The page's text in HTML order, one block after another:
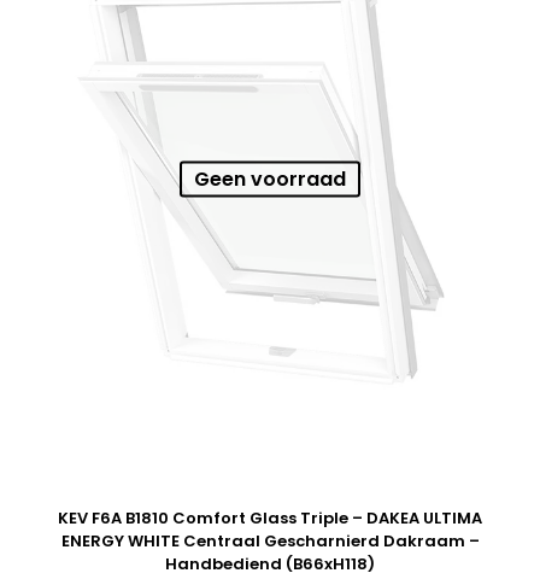
Geen voorraad
KEV F6A B1810 Comfort Glass Triple – DAKEA ULTIMA
ENERGY WHITE Centraal Gescharnierd Dakraam –
Handbediend (B66xH118)